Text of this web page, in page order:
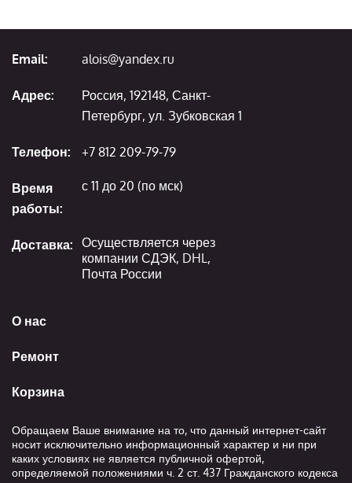
О нас
Ремонт
Корзина
Email: alois@yandex.ru
Адрес:
Россия, 192148, Санкт-
Петербург, ул. Зубковская 1
Телефон: +7 812 209-79-79
Время
работы:
с 11 до 20 (по мск)
Доставка: Осуществляется через
компании СДЭК, DHL,
Почта России
Обращаем Ваше внимание на то, что данный интернет-сайт
носит исключительно информационный характер и ни при
каких условиях не является публичной офертой,
определяемой положениями ч. 2 ст. 437 Гражданского кодекса